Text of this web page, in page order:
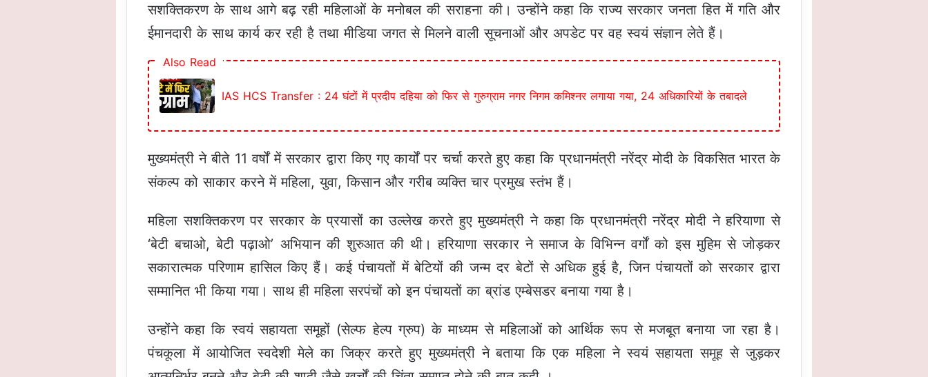
सशक्तिकरण के साथ आगे बढ़ रही महिलाओं के मनोबल की सराहना की। उन्होंने कहा कि राज्य सरकार जनता हित में गति और
ईमानदारी के साथ कार्य कर रही है तथा मीडिया जगत से मिलने वाली सूचनाओं और अपडेट पर वह स्वयं संज्ञान लेते हैं।
Also Read
IAS HCS Transfer : 24 घंटों में प्रदीप दहिया को फिर से गुरुग्राम नगर निगम कमिश्नर लगाया गया, 24 अधिकारियों के तबादले
मुख्यमंत्री ने बीते 11 वर्षों में सरकार द्वारा किए गए कार्यों पर चर्चा करते हुए कहा कि प्रधानमंत्री नरेंद्र मोदी के विकसित भारत के
संकल्प को साकार करने में महिला, युवा, किसान और गरीब व्यक्ति चार प्रमुख स्तंभ हैं।
महिला सशक्तिकरण पर सरकार के प्रयासों का उल्लेख करते हुए मुख्यमंत्री ने कहा कि प्रधानमंत्री नरेंद्र मोदी ने हरियाणा से
‘बेटी बचाओ, बेटी पढ़ाओ’ अभियान की शुरुआत की थी। हरियाणा सरकार ने समाज के विभिन्न वर्गों को इस मुहिम से जोड़कर
सकारात्मक परिणाम हासिल किए हैं। कई पंचायतों में बेटियों की जन्म दर बेटों से अधिक हुई है, जिन पंचायतों को सरकार द्वारा
सम्मानित भी किया गया। साथ ही महिला सरपंचों को इन पंचायतों का ब्रांड एम्बेसडर बनाया गया है।
उन्होंने कहा कि स्वयं सहायता समूहों (सेल्फ हेल्प ग्रुप) के माध्यम से महिलाओं को आर्थिक रूप से मजबूत बनाया जा रहा है।
पंचकूला में आयोजित स्वदेशी मेले का जिक्र करते हुए मुख्यमंत्री ने बताया कि एक महिला ने स्वयं सहायता समूह से जुड़कर